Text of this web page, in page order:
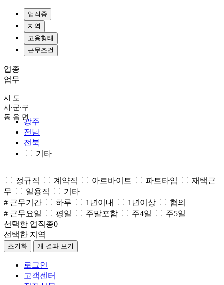
업직종
지역
고용형태
근무조건
업종
업무
시∙도
시∙군∙구
동∙읍∙면
광주
전남
전북
기타
정규직 계약직 아르바이트 파트타임
재택근
무
일용직
기타
# 근무기간
하루 1년이내 1년이상
협의
# 근무요일
평일 주말포함 주4일
주5일
선택한 업직종0
선택한 지역
초기화 개 결과 보기
로그인
고객센터